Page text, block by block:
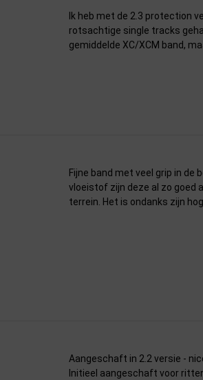
Ik heb met de 2.3 protection
rotsachtige single tracks
gemiddelde XC/XCM band,
Fijne band met veel grip in
vloeistof zijn deze al zo goed
terrein. Het is ondanks zijn
Aangeschaft in 2.2 versie -
Initieel aangeschaft voor